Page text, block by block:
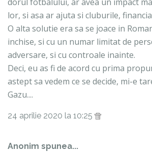
lor, si asa ar ajuta si cluburile,
O alta solutie era sa se joace in
inchise, si cu un numar limitat de
adversare, si cu controale inainte.
Deci, eu as fi de acord cu prima
astept sa vedem ce se decide, mi-e
Gazu....
24 aprilie 2020 la 10:25
Anonim spunea...